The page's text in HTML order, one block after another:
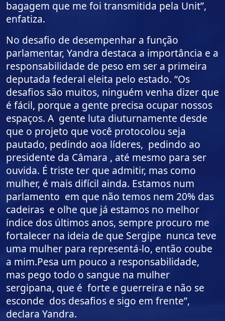
bagagem que me foi transmitida pela Unit”,
enfatiza.
No desafio de desempenhar a função
parlamentar, Yandra destaca a importância e a
responsabilidade de peso em ser a primeira
deputada federal eleita pelo estado. “Os
desafios são muitos, ninguém venha dizer que
é fácil, porque a gente precisa ocupar nossos
espaços. A gente luta diuturnamente desde
que o projeto que você protocolou seja
pautado, pedindo aoa líderes, pedindo ao
presidente da Câmara , até mesmo para ser
ouvida. É triste ter que admitir, mas como
mulher, é mais difícil ainda. Estamos num
parlamento em que não temos nem 20% das
cadeiras e olhe que já estamos no melhor
índice dos últimos anos, sempre procuro me
fortalecer na ideia de que Sergipe nunca teve
uma mulher para representá-lo, então coube
a mim.Pesa um pouco a responsabilidade,
mas pego todo o sangue na mulher
sergipana, que é forte e guerreira e não se
esconde dos desafios e sigo em frente”,
declara Yandra.